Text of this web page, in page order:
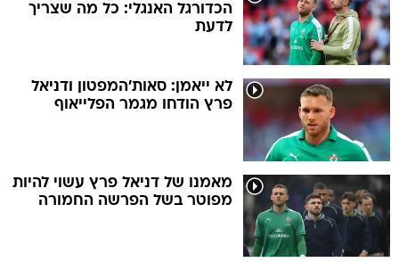
הכדורגל האנגלי: כל מה שצריך
לדעת
לא ייאמן: סאות'המפטון ודניאל
פרץ הודחו מגמר הפלייאוף
מאמנו של דניאל פרץ עשוי להיות
מפוטר בשל הפרשה החמורה